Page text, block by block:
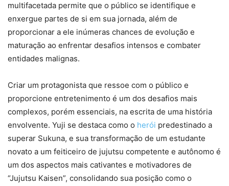
multifacetada permite que o público se identifique e
enxergue partes de si em sua jornada, além de
proporcionar a ele inúmeras chances de evolução e
maturação ao enfrentar desafios intensos e combater
entidades malignas.
Criar um protagonista que ressoe com o público e
proporcione entretenimento é um dos desafios mais
complexos, porém essenciais, na escrita de uma história
envolvente. Yuji se destaca como o herói predestinado a
superar Sukuna, e sua transformação de um estudante
novato a um feiticeiro de jujutsu competente e autônomo é
um dos aspectos mais cativantes e motivadores de
“Jujutsu Kaisen”, consolidando sua posição como o